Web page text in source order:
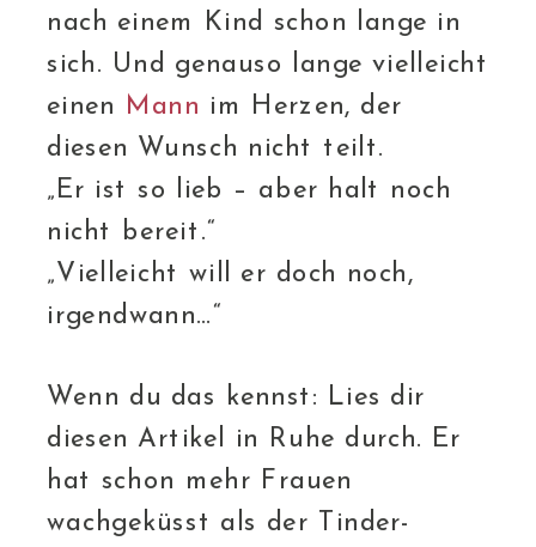
nach einem Kind schon lange in
sich. Und genauso lange vielleicht
einen Mann im Herzen, der
diesen Wunsch nicht teilt.
„Er ist so lieb – aber halt noch
nicht bereit.“
„Vielleicht will er doch noch,
irgendwann…“
Wenn du das kennst: Lies dir
diesen Artikel in Ruhe durch. Er
hat schon mehr Frauen
wachgeküsst als der Tinder-